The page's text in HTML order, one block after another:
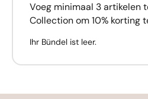
Voeg minimaal 3 artikelen
Collection om 10% korting
Ihr Bündel ist leer.